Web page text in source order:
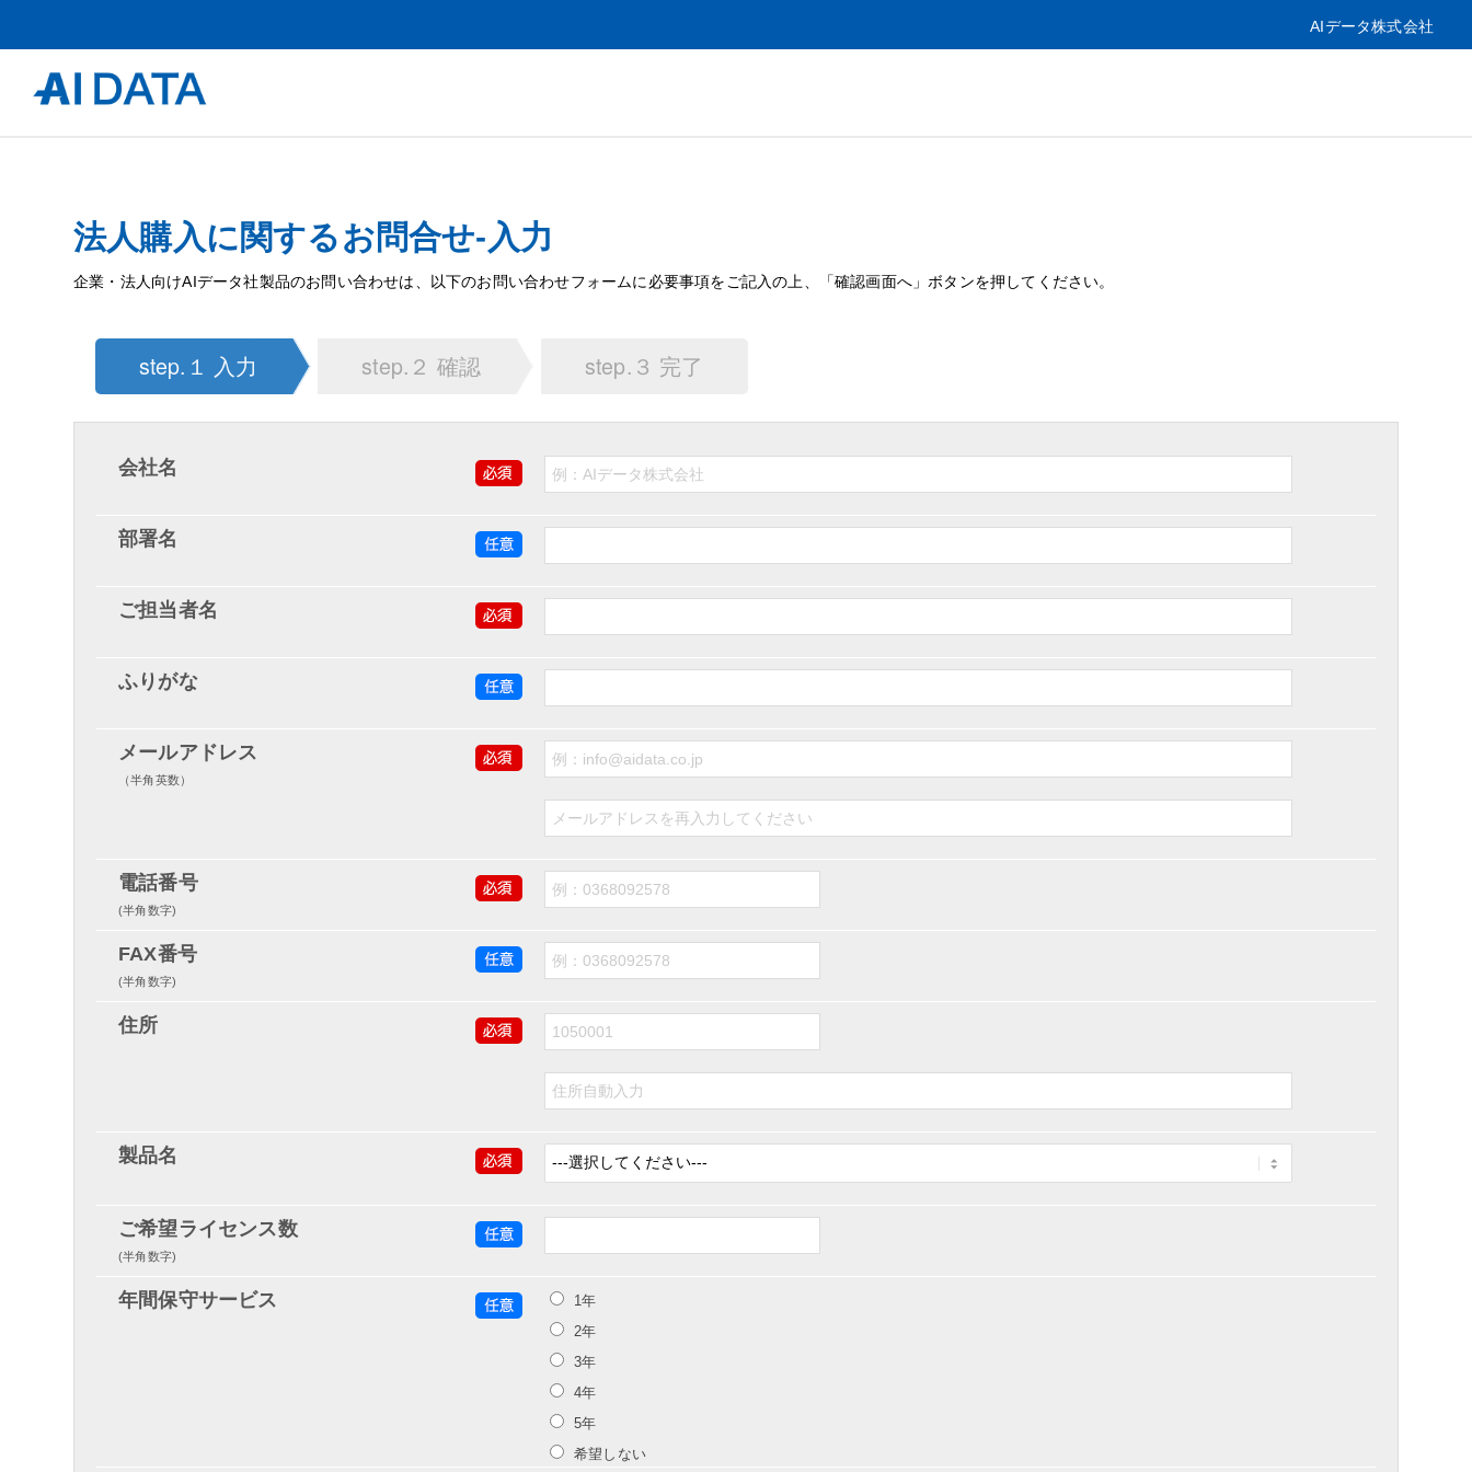
AIデータ株式会社
法人購入に関するお問合せ-入力
企業・法人向けAIデータ社製品のお問い合わせは、以下のお問い合わせフォームに必要事項をご記入の上、「確認画面へ」ボタンを押してください。
step.１ 入力 step.２ 確認 step.３ 完了
会社名
部署名
ご担当者名
ふりがな
メールアドレス
（半角英数）
電話番号
(半角数字)
FAX番号
(半角数字)
住所
製品名
ご希望ライセンス数
(半角数字)
年間保守サービス
1年
2年
3年
4年
5年
希望しない